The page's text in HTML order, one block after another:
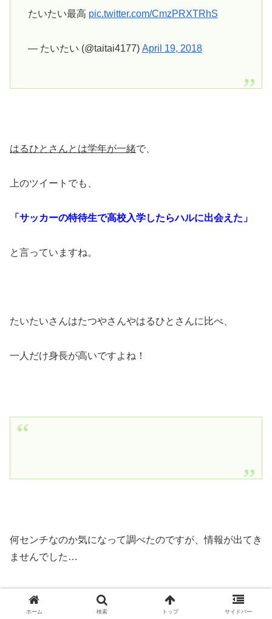
たいたい最高 pic.twitter.com/CmzPRXTRhS
— たいたい (@taitai4177) April 19, 2018
はるひとさんとは学年が一緒で、
上のツイートでも、
「サッカーの特待生で高校入学したらハルに出会えた」
と言っていますね。
たいたいさんはたつやさんやはるひとさんに比べ、
一人だけ身長が高いですよね！
何センチなのか気になって調べたのですが、情報が出てき
ませんでした…
ホーム 検索 トップ サイドバー